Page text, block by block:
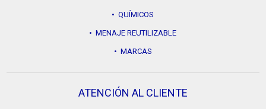
• QUÍMICOS
• MENAJE REUTILIZABLE
• MARCAS
ATENCIÓN AL CLIENTE